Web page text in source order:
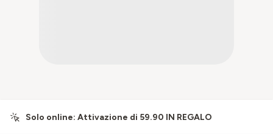
Solo online: Attivazione di 59.90 IN REGALO